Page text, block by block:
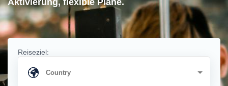
Aktivierung, flexible Plane.
Reiseziel: